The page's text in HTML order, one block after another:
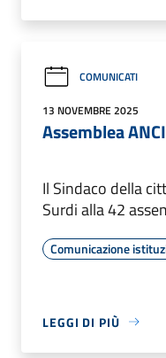
COMUNICATI
13 NOVEMBRE 2025
Assemblea ANCI
Il Sindaco della
Surdi alla 42
Comunicazione
LEGGI DI PIÙ